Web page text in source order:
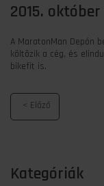
2015. október
A MaratonMan Depón
költözik a cég, és
bikefit is.
Kategóriák